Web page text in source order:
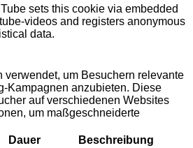
sets this cookie via embedded
videos and registers anonymous
data.
verwendet, um Besuchern relevante
Kampagnen anzubieten. Diese
auf verschiedenen Websites
um maßgeschneiderte
Dauer Beschreibung